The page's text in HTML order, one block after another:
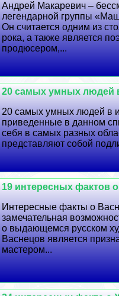
Андрей Макаревич –
легендарной группы
Он считается одним из
рока, а также является
продюсером,...
20 самых умных людей
20 самых умных людей в
приведенные в данном
себя в самых разных
представляют собой
19 интересных фактов
Интересные факты о
замечательная
о выдающемся русском
Васнецов является
мастером...